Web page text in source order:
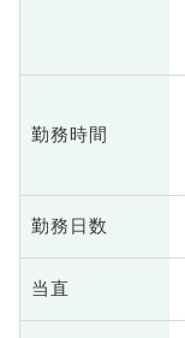
勤務時間
勤務日数
当直